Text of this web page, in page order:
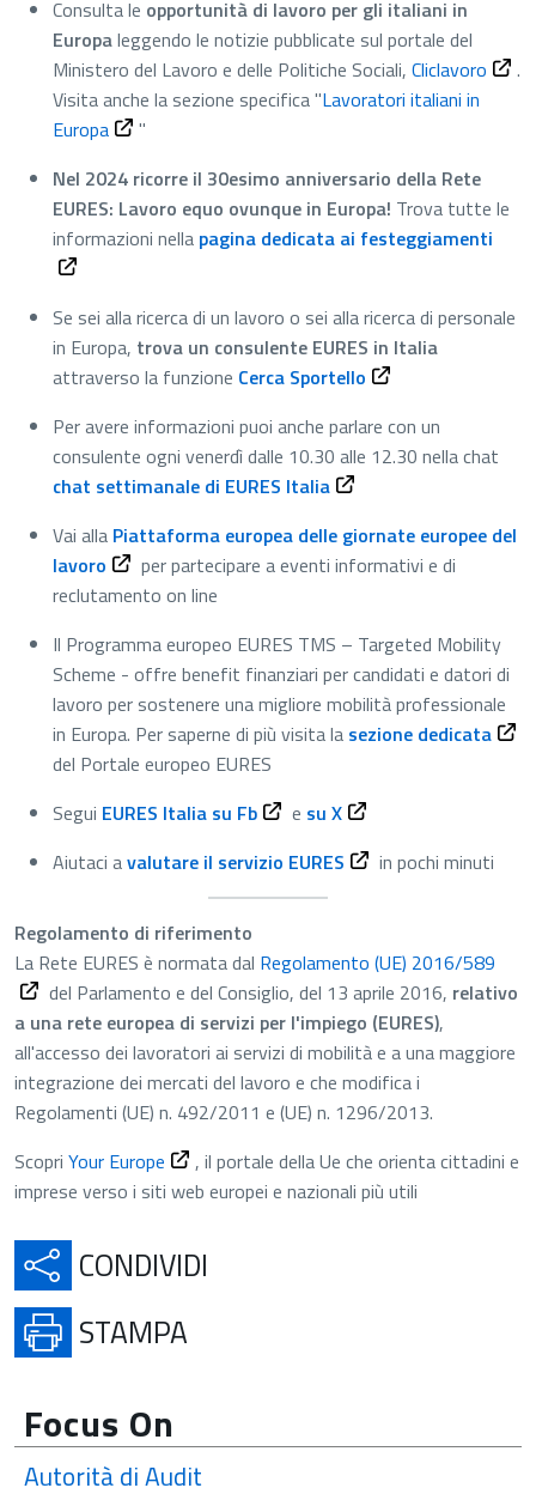
Consulta le opportunità di lavoro per gli italiani in
Europaleggendo le notizie pubblicate sul portale del
Ministero del Lavoro e delle Politiche Sociali, Cliclavoro
.
Visita anche la sezione specifica "Lavoratori italiani in
Europa
"
Nel 2024 ricorre il 30esimo anniversario della Rete
EURES: Lavoro equo ovunque in Europa! Trova tutte le
informazioni nella pagina dedicata ai festeggiamenti
Se sei alla ricerca di un lavoro o sei alla ricerca di personale
in Europa, trova un consulente EURES in Italia
attraverso la funzione Cerca Sportello Apre in una nuova
Per avere informazioni puoi anche parlare con un
consulente ogni venerdì dalle 10.30 alle 12.30 nella chat
chat settimanale di EURES ItaliaApre in una nuova
Vai alla Piattaforma europea delle giornate europee del
lavoro Apre in una nuova scheda
per partecipare a eventi informativi e di
reclutamento on line
Il Programma europeo EURES TMS – Targeted Mobility
Scheme - offre benefit finanziari per candidati e datori di
lavoro per sostenere una migliore mobilità professionale
in Europa. Per saperne di più visita la sezione dedicataApre
del Portale europeo EURES
Segui EURES Italia su FbApre in una nuova scheda
e su XApre in una nuova
Aiutaci avalutare il servizio EURES Apre in una nuova
in pochi minuti
Regolamento di riferimento
La Rete EURES è normata dal Regolamento (UE) 2016/589
del Parlamento e del Consiglio, del 13 aprile 2016, relativo
a una rete europea di servizi per l'impiego (EURES),
all'accesso dei lavoratori ai servizi di mobilità e a una maggiore
integrazione dei mercati del lavoro e che modifica i
Regolamenti (UE) n. 492/2011 e (UE) n. 1296/2013.
Scopri Your Europe Apre in una nuova scheda
, il portale della Ue che orienta cittadini e
imprese verso i siti web europei e nazionali più utili
CONDIVIDI
STAMPA
Focus On
Autorità di Audit